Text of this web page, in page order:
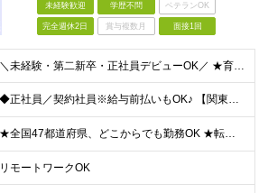
未経験歓迎 学歴不問 ベテランOK
完全週休2日 賞与複数月 面接1回
＼未経験・第二新卒・正社員デビューOK／ ★育成前提の採用を実施中！ ■経歴・ブランク不問 ■学歴不問 ≪≪特別なスキルや経験は必要なし！≫≫ 当社では人柄重視の採用を実施しています。 働く先輩社員
◆正社員／契約社員※給与前払いもOK♪ 【関東（一都三県）】 月給25万円～ ※固定残業代（月20時間分／月3万2383円）を含む。超過分は別途支給。 ※試用期間中の給与は月給23万円～ 【関東（北
★全国47都道府県、どこからでも勤務OK ★転勤なし！腰を据えて活躍◎ ★マイカー通勤OK（拠点による） ★業務に慣れたら、ゆくゆくはリモート併用やフルリモートも可能 全国のお客様先にて勤務していた
リモートワークOK